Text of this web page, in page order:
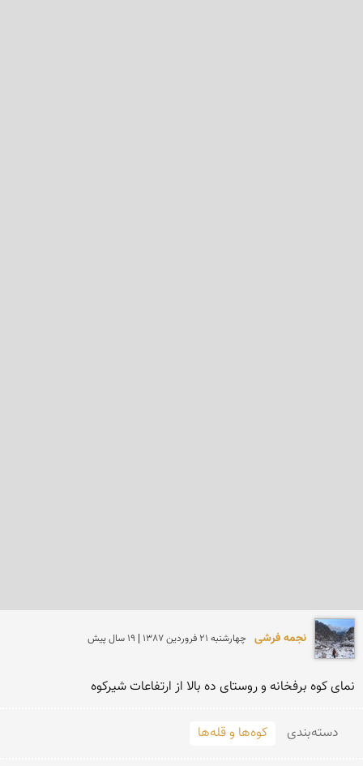
نجمه فرشی چهارشنبه 21 فروردين 1387 | 19 سال پیش
نمای کوه برفخانه و روستای ده بالا از ارتفاعات شیرکوه
دسته‌بندی کوه‌ها و قله‌ها